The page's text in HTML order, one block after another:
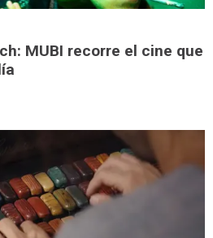
MUBI recorre el cine que